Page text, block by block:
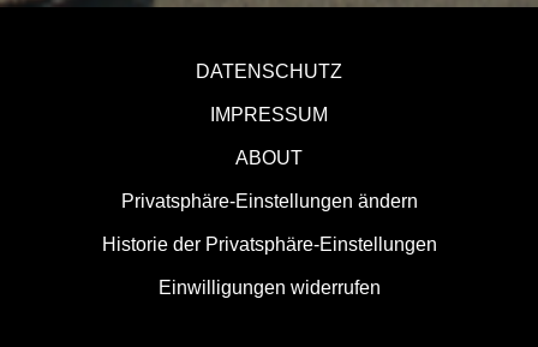
DATENSCHUTZ
IMPRESSUM
ABOUT
Privatsphäre-Einstellungen ändern
Historie der Privatsphäre-Einstellungen
Einwilligungen widerrufen